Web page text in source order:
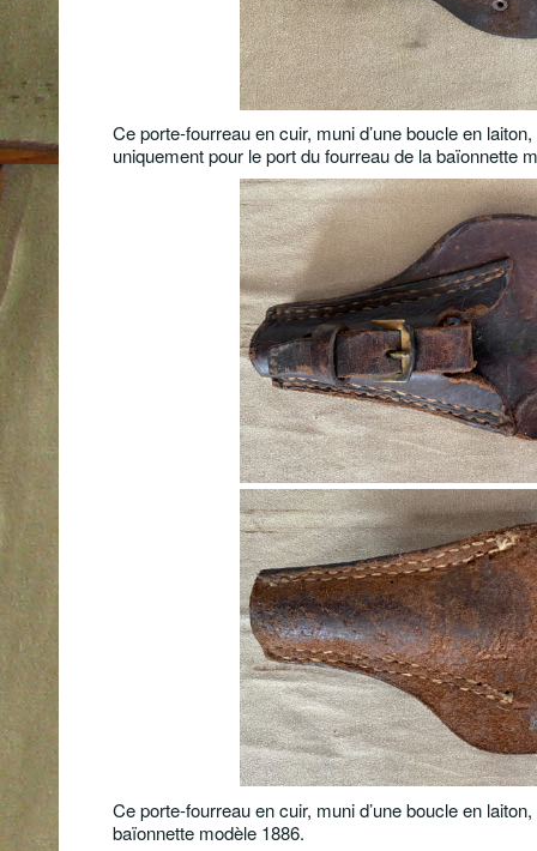
Ce porte-fourreau en cuir, muni d’une boucle en
uniquement pour le port du fourreau de la baïonnette
Ce porte-fourreau en cuir, muni d’une boucle en
baïonnette modèle 1886.